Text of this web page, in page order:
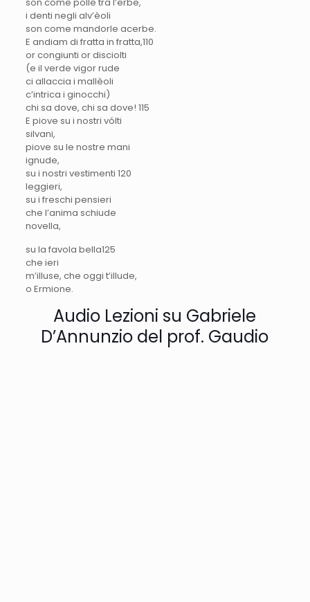
i denti negli alv’èoli
son come mandorle acerbe.
E andiam di fratta in fratta,110
or congiunti or disciolti
(e il verde vigor rude
ci allaccia i mallèoli
c’intrica i ginocchi)
chi sa dove, chi sa dove! 115
E piove su i nostri vólti
silvani,
piove su le nostre mani
ignude,
su i nostri vestimenti 120
leggieri,
su i freschi pensieri
che l’anima schiude
novella,
su la favola bella125
che ieri
m’illuse, che oggi t’illude,
o Ermione.
Audio Lezioni su Gabriele
D’Annunzio del prof. Gaudio